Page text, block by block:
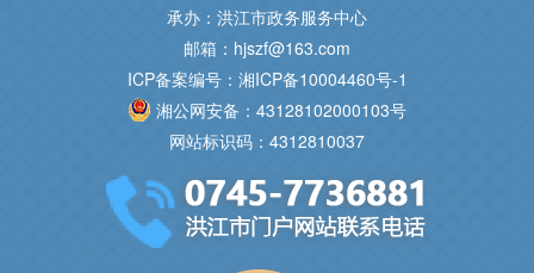
承办：洪江市政务服务中心
邮箱：hjszf@163.com
ICP备案编号：湘ICP备10004460号-1
湘公网安备：43128102000103号
网站标识码：4312810037